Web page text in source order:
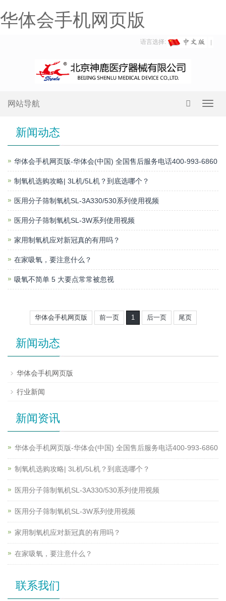
华体会手机网页版
语言选择:
网站导航
新闻动态
华体会手机网页版-华体会(中国) 全国售后服务电话400-993-6860
制氧机选购攻略| 3L机/5L机？到底选哪个？
医用分子筛制氧机SL-3A330/530系列使用视频
医用分子筛制氧机SL-3W系列使用视频
家用制氧机应对新冠真的有用吗？
在家吸氧，要注意什么？
吸氧不简单 5 大要点常常被忽视
华体会手机网页版 前一页 1 后一页 尾页
新闻动态
华体会手机网页版
行业新闻
新闻资讯
华体会手机网页版-华体会(中国) 全国售后服务电话400-993-6860
制氧机选购攻略| 3L机/5L机？到底选哪个？
医用分子筛制氧机SL-3A330/530系列使用视频
医用分子筛制氧机SL-3W系列使用视频
家用制氧机应对新冠真的有用吗？
在家吸氧，要注意什么？
联系我们